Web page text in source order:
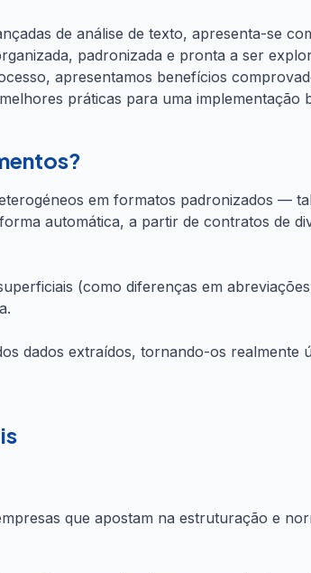
de análise de texto, apresenta-se
padronizada e pronta a ser
apresentamos benefícios
práticas para uma implementação
em formatos padronizados —
automática, a partir de contratos de
(como diferenças em
dados extraídos, tornando-os realmente
que apostam na estruturação e